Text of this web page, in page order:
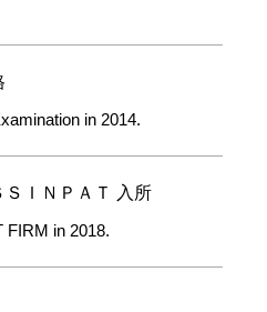
in 2014.
ＩＮＰＡＴ 入所
FIRM in 2018.